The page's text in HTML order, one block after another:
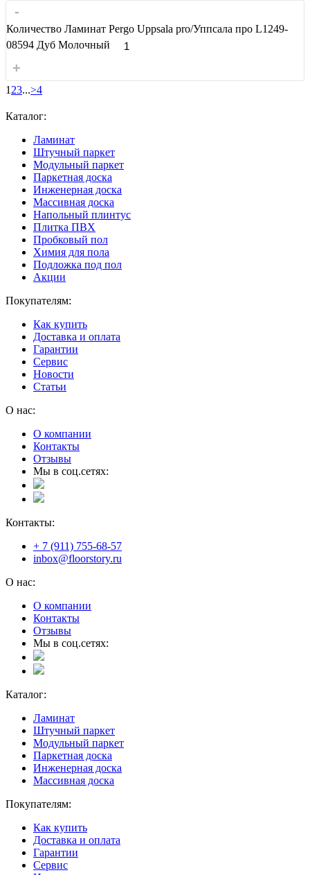
-
Количество Ламинат Pergo Uppsala pro/Уппсала про L1249-
08594 Дуб Молочный
+
1 23...>4
Каталог:
Ламинат
Штучный паркет
Модульный паркет
Паркетная доска
Инженерная доска
Массивная доска
Напольный плинтус
Плитка ПВХ
Пробковый пол
Химия для пола
Подложка под пол
Акции
Покупателям:
Как купить
Доставка и оплата
Гарантии
Сервис
Новости
Статьи
О нас:
О компании
Контакты
Отзывы
Мы в соц.сетях:
Контакты:
+ 7 (911) 755-68-57
inbox@floorstory.ru
О нас:
О компании
Контакты
Отзывы
Мы в соц.сетях:
Каталог:
Ламинат
Штучный паркет
Модульный паркет
Паркетная доска
Инженерная доска
Массивная доска
Покупателям:
Как купить
Доставка и оплата
Гарантии
Сервис